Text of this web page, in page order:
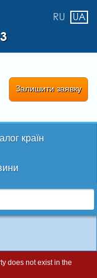
RU
UA
Залишити заявку
країн
does not exist in the